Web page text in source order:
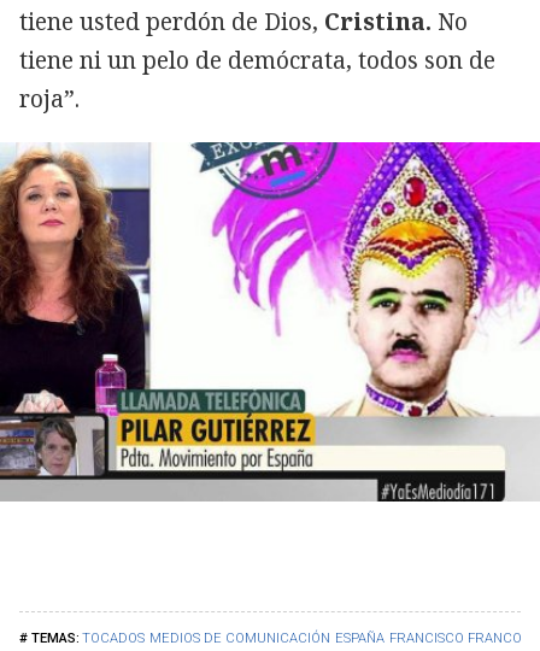
TOCADOS MEDIOS DE COMUNICACIÓN ESPAÑA FRANCISCO FRANCO
tiene usted perdón de Dios, Cristina. No
tiene ni un pelo de demócrata, todos son de
roja”.